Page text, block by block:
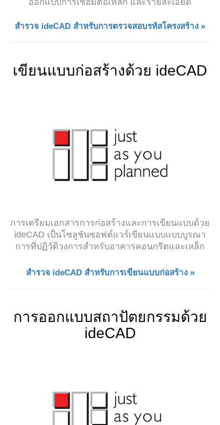
สำรวจ ideCAD สำหรับการตรวจสอบรหัสโครงสร้าง »
เขียนแบบก่อสร้างด้วย ideCAD
การเตรียมเอกสารการก่อสร้างและการเขียนแบบด้วย
ideCAD เป็นโซลูชันซอฟต์แวร์เขียนแบบแบบบูรณา
การที่ปฏิวัติวงการสำหรับอาคารคอนกรีตและเหล็ก
สำรวจ ideCAD สำหรับการเขียนแบบก่อสร้าง »
การออกแบบสถาปัตยกรรมด้วย
ideCAD